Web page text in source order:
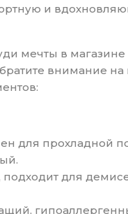
и
мечты в магазине
внимание на
для прохладной
подходит для